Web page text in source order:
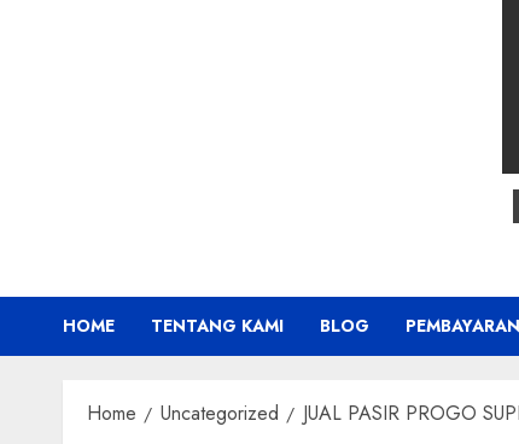
HOME TENTANG KAMI BLOG PEMBAYARAN
Home Uncategorized JUAL PASIR PROGO